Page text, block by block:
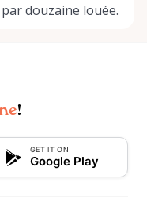
douzaine louée.
!
GET IT ON
Google Play